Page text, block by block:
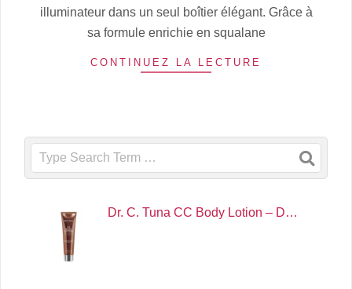
illuminateur dans un seul boîtier élégant. Grâce à
sa formule enrichie en squalane
CONTINUEZ LA LECTURE
Search
Dr. C. Tuna CC Body Lotion – D…